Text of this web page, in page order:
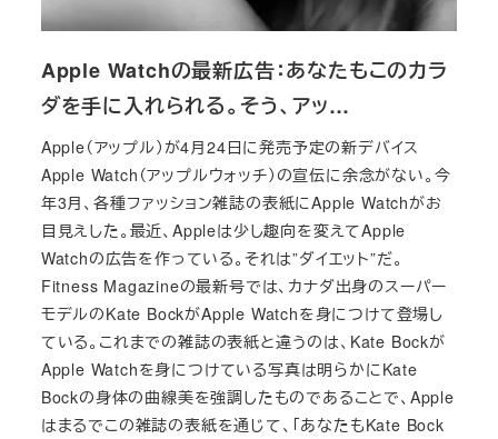
Apple Watchの最新広告：あなたもこのカラ
ダを手に入れられる。そう、アッ…
Apple（アップル）が4月24日に発売予定の新デバイス
Apple Watch（アップルウォッチ）の宣伝に余念がない。今
年3月、各種ファッション雑誌の表紙にApple Watchがお
目見えした。最近、Appleは少し趣向を変えてApple
Watchの広告を作っている。それは”ダイエット”だ。
Fitness Magazineの最新号では、カナダ出身のスーパー
モデルのKate BockがApple Watchを身につけて登場し
ている。これまでの雑誌の表紙と違うのは、Kate Bockが
Apple Watchを身につけている写真は明らかにKate
Bockの身体の曲線美を強調したものであることで、Apple
はまるでこの雑誌の表紙を通じて、「あなたもKate Bock